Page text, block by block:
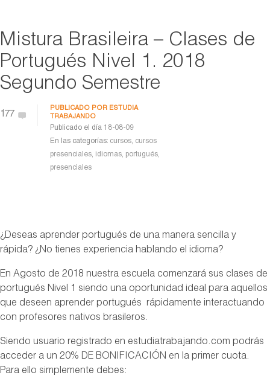
Mistura Brasileira – Clases de
Portugués Nivel 1. 2018
Segundo Semestre
177
PUBLICADO POR ESTUDIA
TRABAJANDO
Publicado el día 18-08-09
En las categorías: cursos, cursos
presenciales, idiomas, portugués,
presenciales
¿Deseas aprender portugués de una manera sencilla y
rápida? ¿No tienes experiencia hablando el idioma?
En Agosto de 2018 nuestra escuela comenzará sus clases de
portugués Nivel 1 siendo una oportunidad ideal para aquellos
que deseen aprender portugués rápidamente interactuando
con profesores nativos brasileros.
Siendo usuario registrado en estudiatrabajando.com podrás
acceder a un 20% DE BONIFICACIÓN en la primer cuota.
Para ello simplemente debes: